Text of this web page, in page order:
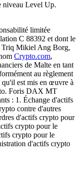
niveau Level Up.
limitée
C 88392 et dont le
Triq Mikiel Ang Borg,
Crypto.com,
de Malte en tant
au règlement
qu'il est mis en œuvre à
Foris DAX MT
: 1. Échange d'actifs
contre d'autres
d'actifs crypto pour
crypto pour le
crypto pour le
d'actifs crypto